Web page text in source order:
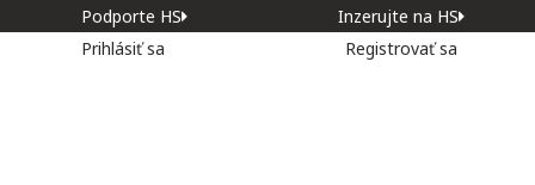
Podporte HS
Inzerujte na HS
Prihlásiť sa
Registrovať sa